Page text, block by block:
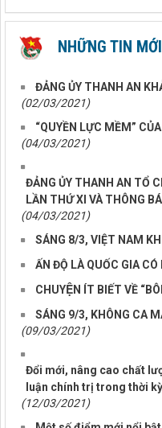
NHỮNG TIN
ĐẢNG ỦY THANH AN
(02/03/2021)
“QUYỀN LỰC MỀM”
(04/03/2021)
ĐẢNG ỦY THANH AN TỔ
LẦN THỨ XI VÀ THÔNG
(04/03/2021)
SÁNG 8/3, VIỆT NAM
ẤN ĐỘ LÀ QUỐC GIA
CHUYỆN ÍT BIẾT VỀ
SÁNG 9/3, KHÔNG CA
(09/03/2021)
Đổi mới, nâng cao chất
luận chính trị trong thời
(12/03/2021)